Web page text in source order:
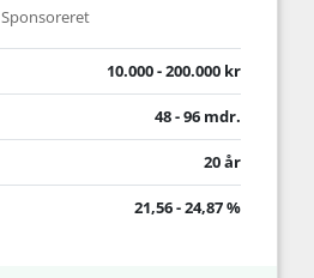
Sponsoreret
10.000 - 200.000 kr
48 - 96 mdr.
20 år
21,56 - 24,87 %